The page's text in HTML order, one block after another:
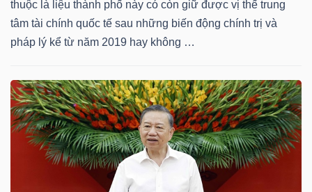
thuộc là liệu thành phố này có còn giữ được vị thế trung
tâm tài chính quốc tế sau những biến động chính trị và
pháp lý kể từ năm 2019 hay không …
YẾU
TIÊU
DÙNG
THIẾT
YẾU